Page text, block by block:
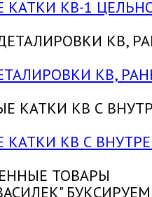
КАТКИ КВ-1
КВ,
КАТКИ КВ С
ТОВАРЫ